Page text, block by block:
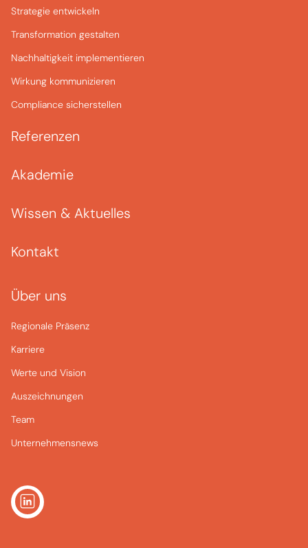
Strategie entwickeln
Transformation gestalten
Nachhaltigkeit implementieren
Wirkung kommunizieren
Compliance sicherstellen
Referenzen
Akademie
Wissen & Aktuelles
Kontakt
Über uns
Regionale Präsenz
Karriere
Werte und Vision
Auszeichnungen
Team
Unternehmensnews